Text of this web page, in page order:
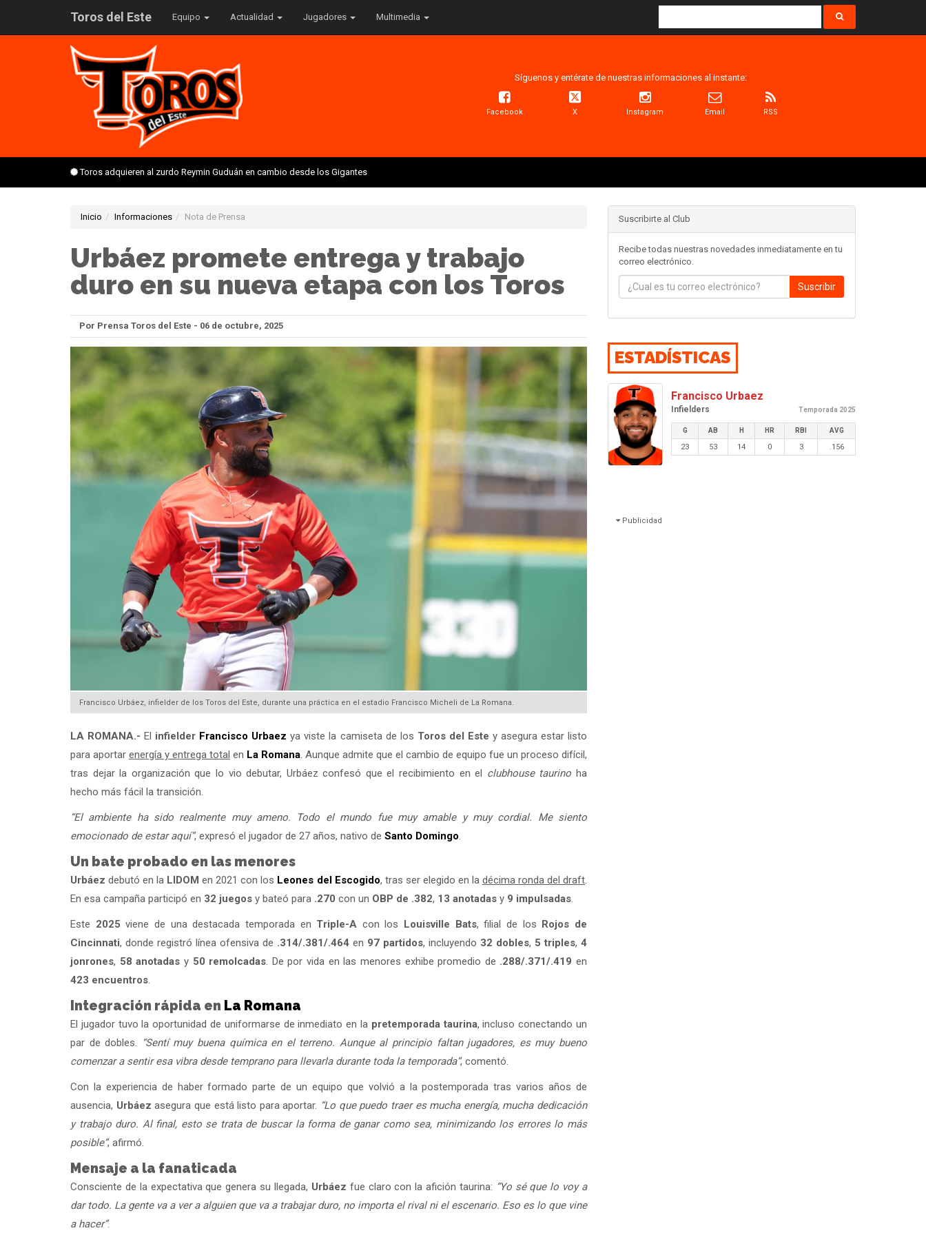
Toros del Este Equipo Actualidad Jugadores Multimedia
Síguenos y entérate de nuestras informaciones al instante:
Facebook X Instagram Email RSS
Toros adquieren al zurdo Reymin Guduán en cambio desde los Gigantes
Inicio Informaciones Nota de Prensa
Urbáez promete entrega y trabajo
duro en su nueva etapa con los Toros
Por Prensa Toros del Este - 06 de octubre, 2025
Francisco Urbáez, infielder de los Toros del Este, durante una práctica en el estadio Francisco Micheli de La Romana.
LA ROMANA.- El infielder Francisco Urbaez ya viste la camiseta de los Toros del Este y asegura estar listo
para aportar energía y entrega total en La Romana . Aunque admite que el cambio de equipo fue un proceso difícil,
tras dejar la organización que lo vio debutar, Urbáez confesó que el recibimiento en el clubhouse taurino ha
hecho más fácil la transición.
“El ambiente ha sido realmente muy ameno. Todo el mundo fue muy amable y muy cordial. Me siento
emocionado de estar aquí”, expresó el jugador de 27 años, nativo de Santo Domingo
Un bate probado en las menores
Urbáez debutó en la LIDOM en 2021 con los Leones del Escogido, tras ser elegido en la décima ronda del draft
En esa campaña participó en 32 juegos y bateó para .270 con un OBP de .382, 13 anotadas y 9 impulsadas
Este 2025 viene de una destacada temporada en Triple-A con los Louisville Bats, filial de los Rojos de
Cincinnati, donde registró línea ofensiva de .314/.381/.464 en 97 partidos, incluyendo 32 dobles, 5 triples, 4
jonrones, 58 anotadas y 50 remolcadas . De por vida en las menores exhibe promedio de .288/.371/.419 en
423 encuentros
Integración rápida en La Romana
El jugador tuvo la oportunidad de uniformarse de inmediato en la pretemporada taurina, incluso conectando un
par de dobles.
“Sentí muy buena química en el terreno. Aunque al principio faltan jugadores, es muy bueno
comenzar a sentir esa vibra desde temprano para llevarla durante toda la temporada”, comentó.
Con la experiencia de haber formado parte de un equipo que volvió a la postemporada tras varios años de
ausencia, Urbáez asegura que está listo para aportar. “Lo que puedo traer es mucha energía, mucha dedicación
y trabajo duro. Al final, esto se trata de buscar la forma de ganar como sea, minimizando los errores lo más
posible”, afirmó.
Mensaje a la fanaticada
Consciente de la expectativa que genera su llegada, Urbáez fue claro con la afición taurina: “Yo sé que lo voy a
dar todo. La gente va a ver a alguien que va a trabajar duro, no importa el rival ni el escenario. Eso es lo que vine
a hacer”.
Suscribirte al Club
Recibe todas nuestras novedades inmediatamente en tu
correo electrónico.
Suscribir
ESTADÍSTICAS
Francisco Urbaez
Infielders Temporada 2025
G AB H HR RBI AVG
23 53 14 0 3 .156
Publicidad